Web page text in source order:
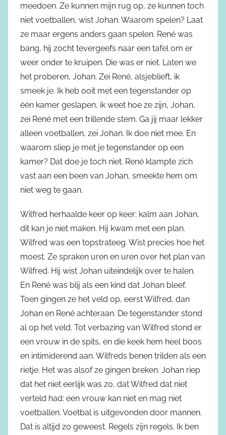
meedoen. Ze kunnen mijn rug op, ze kunnen toch
niet voetballen, wist Johan. Waarom spelen? Laat
ze maar ergens anders gaan spelen. René was
bang, hij zocht tevergeefs naar een tafel om er
weer onder te kruipen. Die was er niet. Laten we
het proberen, Johan. Zei René, alsjeblieft, ik
smeek je. Ik heb ooit met een tegenstander op
één kamer geslapen, ik weet hoe ze zijn, Johan,
zei René met een trillende stem. Ga jij maar lekker
alleen voetballen, zei Johan. Ik doe niet mee. En
waarom sliep je met je tegenstander op een
kamer? Dat doe je toch niet. René klampte zich
vast aan een been van Johan, smeekte hem om
niet weg te gaan.
Wilfred herhaalde keer op keer: kalm aan Johan,
dit kan je niet maken. Hij kwam met een plan.
Wilfred was een topstrateeg. Wist precies hoe het
moest. Ze spraken uren en uren over het plan van
Wilfred. Hij wist Johan uiteindelijk over te halen.
En René was blij als een kind dat Johan bleef.
Toen gingen ze het veld op, eerst Wilfred, dan
Johan en René achteraan. De tegenstander stond
al op het veld. Tot verbazing van Wilfred stond er
een vrouw in de spits, en die keek hem heel boos
en intimiderend aan. Wilfreds benen trilden als een
rietje. Het was alsof ze gingen breken. Johan riep
dat het niet eerlijk was zo, dat Wilfred dat niet
verteld had: een vrouw kan niet en mag niet
voetballen. Voetbal is uitgevonden door mannen.
Dat is altijd zo geweest. Regels zijn regels. Ik ben